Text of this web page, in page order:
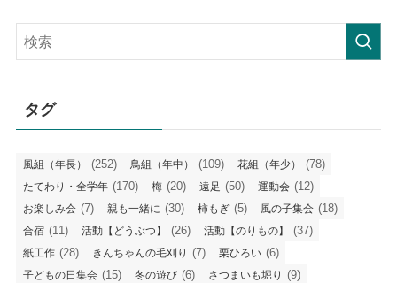
記
事
タグ
風組（年長） (252) 鳥組（年中） (109) 花組（年少） (78)
たてわり・全学年 (170) 梅 (20) 遠足 (50) 運動会 (12)
お楽しみ会 (7) 親も一緒に (30) 柿もぎ (5) 風の子集会 (18)
合宿 (11) 活動【どうぶつ】 (26) 活動【のりもの】 (37)
紙工作 (28) きんちゃんの毛刈り (7) 栗ひろい (6)
子どもの日集会 (15) 冬の遊び (6) さつまいも堀り (9)